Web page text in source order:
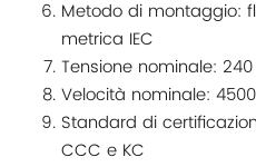
Metodo di montaggio:
metrica IEC
Tensione nominale:
Velocità nominale:
Standard di
CCC e KC